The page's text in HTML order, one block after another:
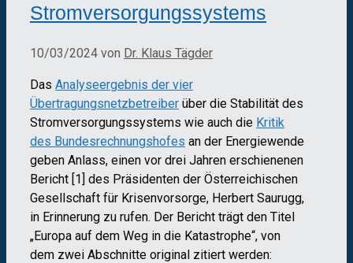
Stromversorgungssystems
10/03/2024 von Dr. Klaus Tägder
Das Analyseergebnis der vier
Übertragungsnetzbetreiber über die Stabilität des
Stromversorgungssystems wie auch die Kritik
des Bundesrechnungshofes an der Energiewende
geben Anlass, einen vor drei Jahren erschienenen
Bericht [1] des Präsidenten der Österreichischen
Gesellschaft für Krisenvorsorge, Herbert Saurugg,
in Erinnerung zu rufen. Der Bericht trägt den Titel
„Europa auf dem Weg in die Katastrophe“, von
dem zwei Abschnitte original zitiert werden: